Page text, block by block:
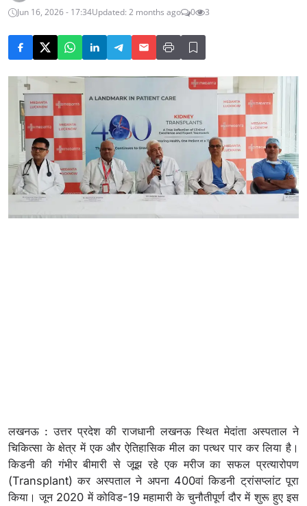
Jun 16, 2026 - 17:34Updated: 2 months ago 0 3
लखनऊ : उत्तर प्रदेश की राजधानी लखनऊ स्थित मेदांता अस्पताल ने
चिकित्सा के क्षेत्र में एक और ऐतिहासिक मील का पत्थर पार कर लिया है।
किडनी की गंभीर बीमारी से जूझ रहे एक मरीज का सफल प्रत्यारोपण
(Transplant) कर अस्पताल ने अपना 400वां किडनी ट्रांसप्लांट पूरा
किया। जून 2020 में कोविड-19 महामारी के चुनौतीपूर्ण दौर में शुरू हुए इस